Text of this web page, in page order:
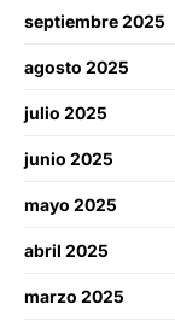
septiembre 2025
agosto 2025
julio 2025
junio 2025
mayo 2025
abril 2025
marzo 2025